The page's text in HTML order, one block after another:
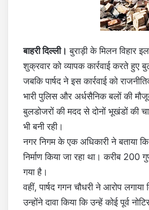
बाहरी दिल्ली। बुराड़ी के मिलन विहार
शुक्रवार को व्यापक कार्रवाई करते हुए
जबकि पार्षद ने इस कार्रवाई को
भारी पुलिस और अर्धसैनिक बलों की
बुलडोजरों की मदद से दोनों भूखंडों की
भी बनी रही।
नगर निगम के एक अधिकारी ने बताया
निर्माण किया जा रहा था। करीब
गया है।
वहीं, पार्षद गगन चौधरी ने आरोप लगाया
उन्होंने दावा किया कि उन्हें कोई पूर्व